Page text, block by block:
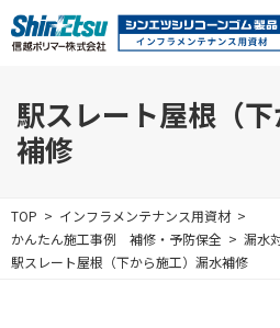
駅スレート屋根（
補修
TOP
インフラメンテナンス用資材
かんたん施工事例 補修・予防保全
漏水
駅スレート屋根（下から施工）漏水補修